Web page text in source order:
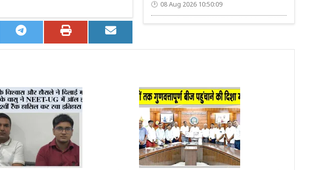
08 Aug 2026 10:50:09